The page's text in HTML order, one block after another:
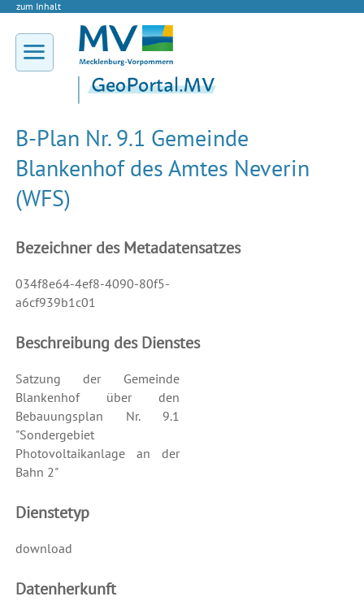
zum Inhalt
B-Plan Nr. 9.1 Gemeinde
Blankenhof des Amtes Neverin
(WFS)
Bezeichner des Metadatensatzes
034f8e64-4ef8-4090-80f5-
a6cf939b1c01
Beschreibung des Dienstes
Satzung der Gemeinde
Blankenhof über den
Bebauungsplan Nr. 9.1
"Sondergebiet
Photovoltaikanlage an der
Bahn 2"
Dienstetyp
download
Datenherkunft